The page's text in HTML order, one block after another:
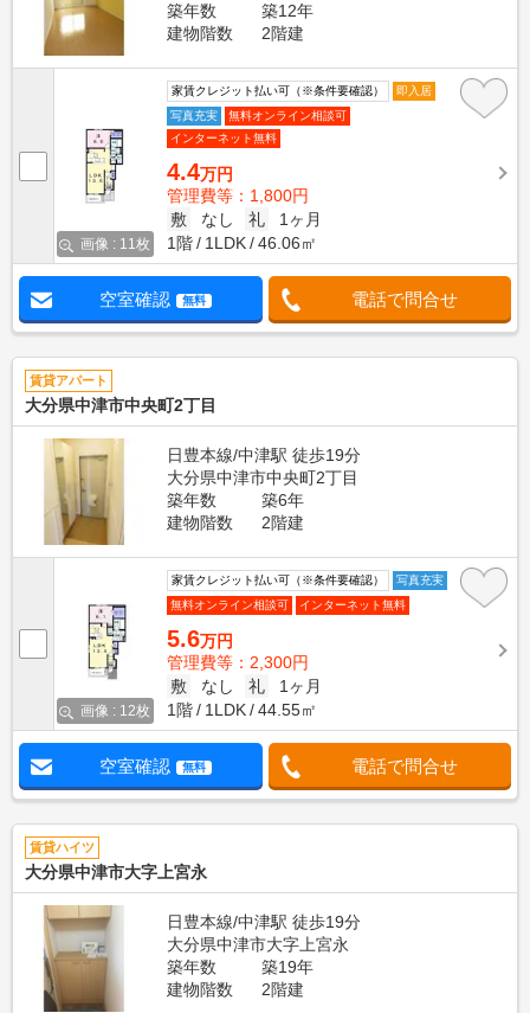
築年数
築12年
建物階数
2階建
画像 : 11枚
家賃クレジット払い可（※条件要確認）
即入居
写真充実
無料オンライン相談可
インターネット無料
4.4万円
管理費等：1,800円
敷
なし 礼
1ヶ月
1階
1LDK 46.06㎡
空室確認 無料 電話で問合せ
賃貸アパート
大分県中津市中央町2丁目
日豊本線/中津駅 徒歩19分
大分県中津市中央町2丁目
築年数
築6年
建物階数
2階建
画像 : 12枚
家賃クレジット払い可（※条件要確認）
写真充実
無料オンライン相談可
インターネット無料
5.6万円
管理費等：2,300円
敷
なし 礼
1ヶ月
1階
1LDK 44.55㎡
空室確認 無料 電話で問合せ
賃貸ハイツ
大分県中津市大字上宮永
日豊本線/中津駅 徒歩19分
大分県中津市大字上宮永
築年数
築19年
建物階数
2階建